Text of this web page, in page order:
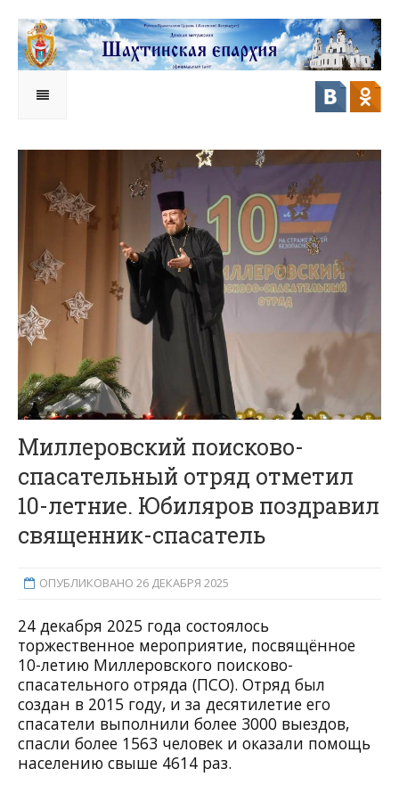
Миллеровский поисково-
спасательный отряд отметил
10-летние. Юбиляров поздравил
священник-спасатель
ОПУБЛИКОВАНО 26 ДЕКАБРЯ 2025
24 декабря 2025 года состоялось
торжественное мероприятие, посвящённое
10-летию Миллеровского поисково-
спасательного отряда (ПСО). Отряд был
создан в 2015 году, и за десятилетие его
спасатели выполнили более 3000 выездов,
спасли более 1563 человек и оказали помощь
населению свыше 4614 раз.